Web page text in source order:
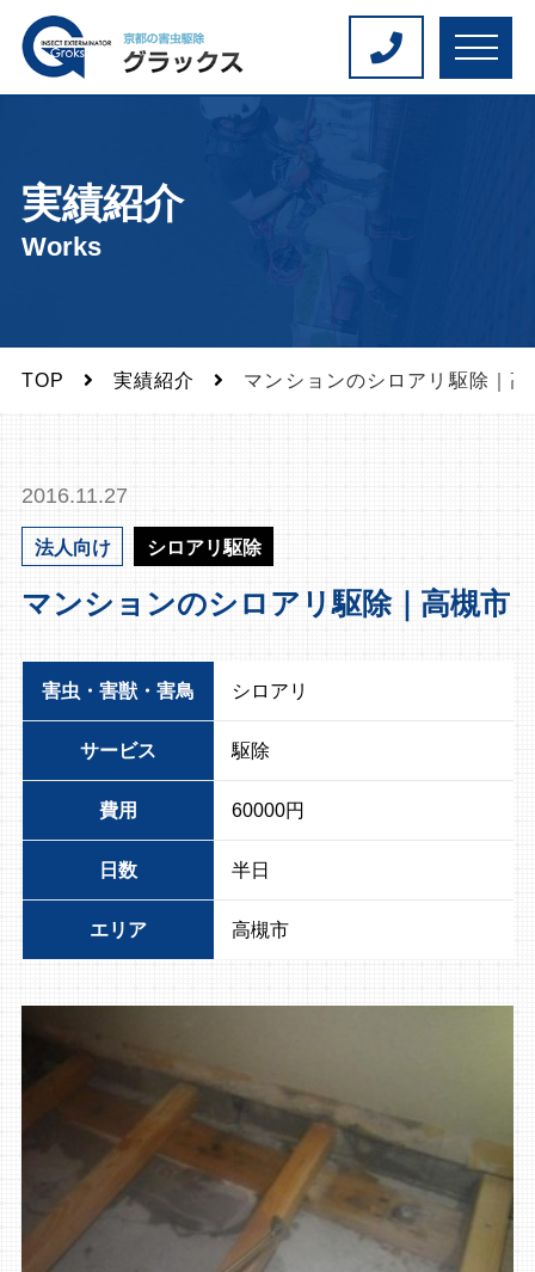
M
E
実績紹介
Works
TOP 実績紹介 マンションのシロアリ駆除｜高
2016.11.27
法人向け シロアリ駆除
マンションのシロアリ駆除｜高槻市
害虫・害獣・害鳥 シロアリ
サービス 駆除
費用 60000円
日数 半日
エリア 高槻市